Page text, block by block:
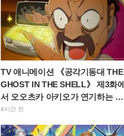
TV 애니메이션 《공각기동대 THE
GHOST IN THE SHELL》 제3화에
서 오오츠카 아키오가 연기하는 마
레스 대령 등장! 캐스트 코멘트 &
4시간 전